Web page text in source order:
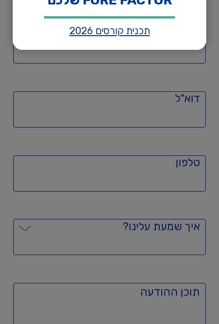
שם משפחה
דוא"ל
טלפון
איך שמעת עלינו?
תכנית קורסים 2026